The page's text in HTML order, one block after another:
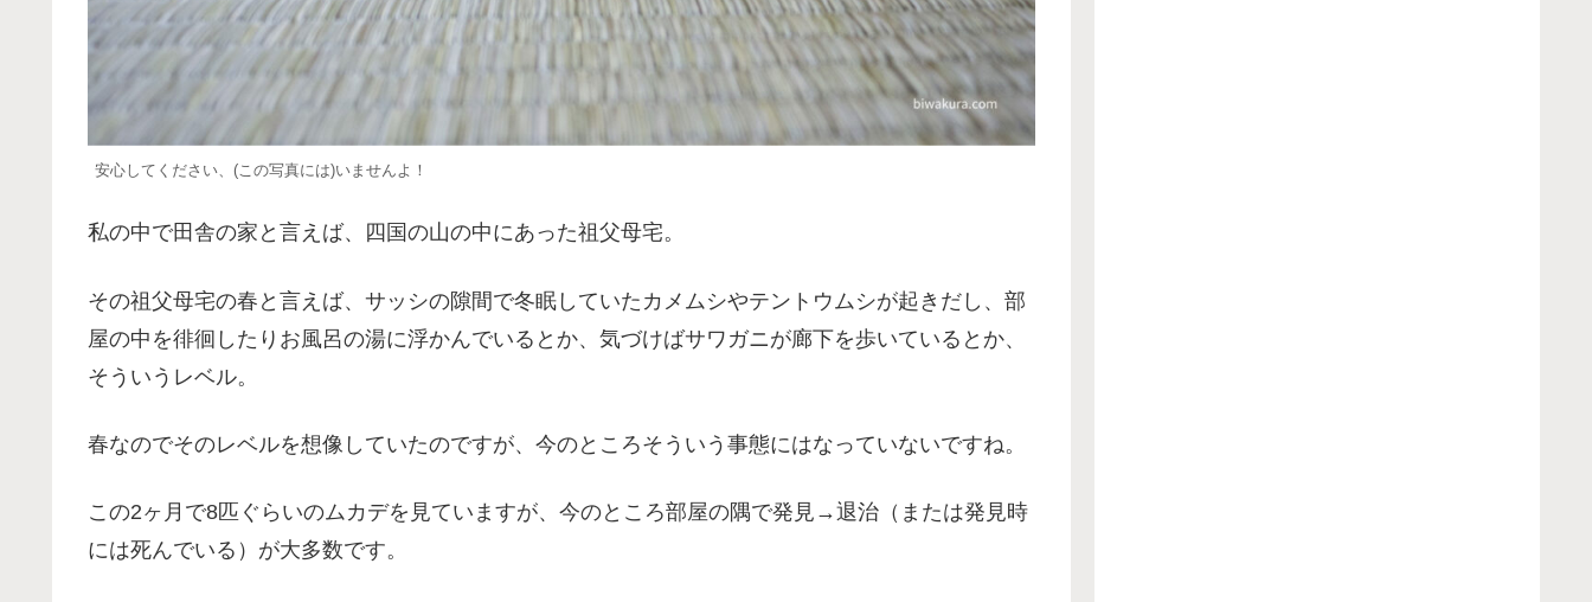
安心してください、(この写真には)いませんよ！
私の中で田舎の家と言えば、四国の山の中にあった祖父母宅。
その祖父母宅の春と言えば、サッシの隙間で冬眠していたカメムシやテントウムシが起きだし、部
屋の中を徘徊したりお風呂の湯に浮かんでいるとか、気づけばサワガニが廊下を歩いているとか、
そういうレベル。
春なのでそのレベルを想像していたのですが、今のところそういう事態にはなっていないですね。
この2ヶ月で8匹ぐらいのムカデを見ていますが、今のところ部屋の隅で発見→退治（または発見時
には死んでいる）が大多数です。